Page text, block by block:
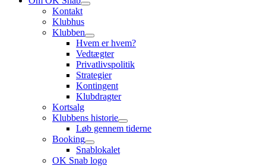
Kontakt
Klubhus
Klubben
Hvem er hvem?
Vedtægter
Privatlivspolitik
Strategier
Kontingent
Klubdragter
Kortsalg
Klubbens historie
Løb gennem tiderne
Booking
Snablokalet
OK Snab logo